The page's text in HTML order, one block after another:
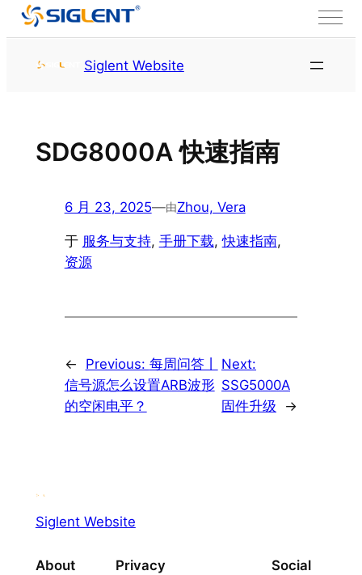
首页 服务与支持
Siglent Website
SDG8000A 快速指南
6 月 23, 2025—由Zhou, Vera
于 服务与支持, 手册下载, 快速指南
资源
← Previous: 每周问答丨
信号源怎么设置ARB波形
的空闲电平？
Next:
SSG5000A
固件升级
→
Siglent Website
About Privacy Social